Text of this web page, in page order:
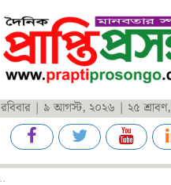
রবিবার | ৯ আগস্ট, ২০২৬ | ২৫